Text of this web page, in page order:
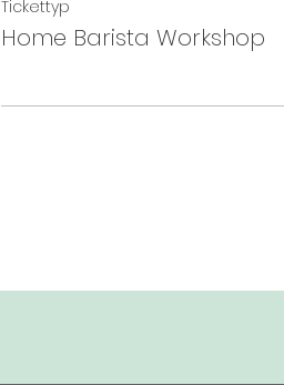
Tickettyp
Home Barista Workshop